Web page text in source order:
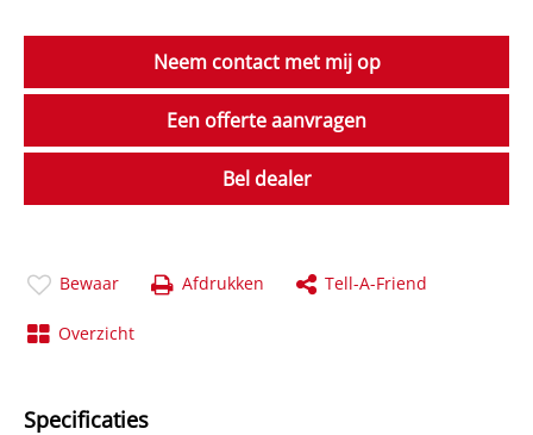
Neem contact met mij op
Een offerte aanvragen
Bel dealer
Bewaar Afdrukken Tell-A-Friend
Overzicht
Specificaties